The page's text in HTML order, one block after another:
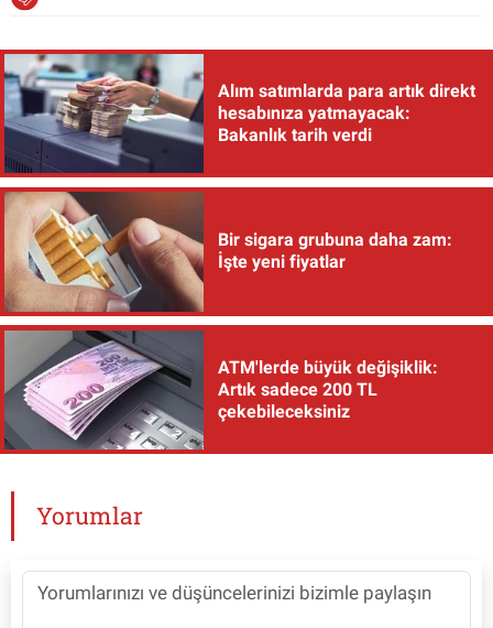
Alım satımlarda para artık direkt
hesabınıza yatmayacak:
Bakanlık tarih verdi
Bir sigara grubuna daha zam:
İşte yeni fiyatlar
ATM'lerde büyük değişiklik:
Artık sadece 200 TL
çekebileceksiniz
Yorumlar